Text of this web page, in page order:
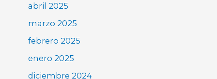
abril 2025
marzo 2025
febrero 2025
enero 2025
diciembre 2024